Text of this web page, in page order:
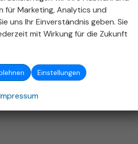
Emerholzweg 5 ,70439Stuttgart,+49 (711)
für Marketing, Analytics und
uns Ihr Einverständnis geben. Sie
mit Wirkung für die Zukunft
Einstellungen